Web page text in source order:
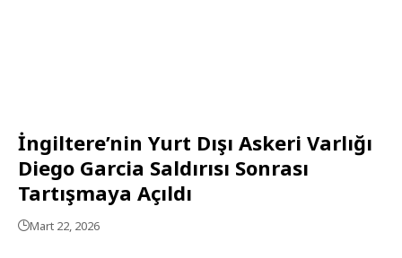
İngiltere’nin Yurt Dışı Askeri Varlığı
Diego Garcia Saldırısı Sonrası
Tartışmaya Açıldı
Mart 22, 2026